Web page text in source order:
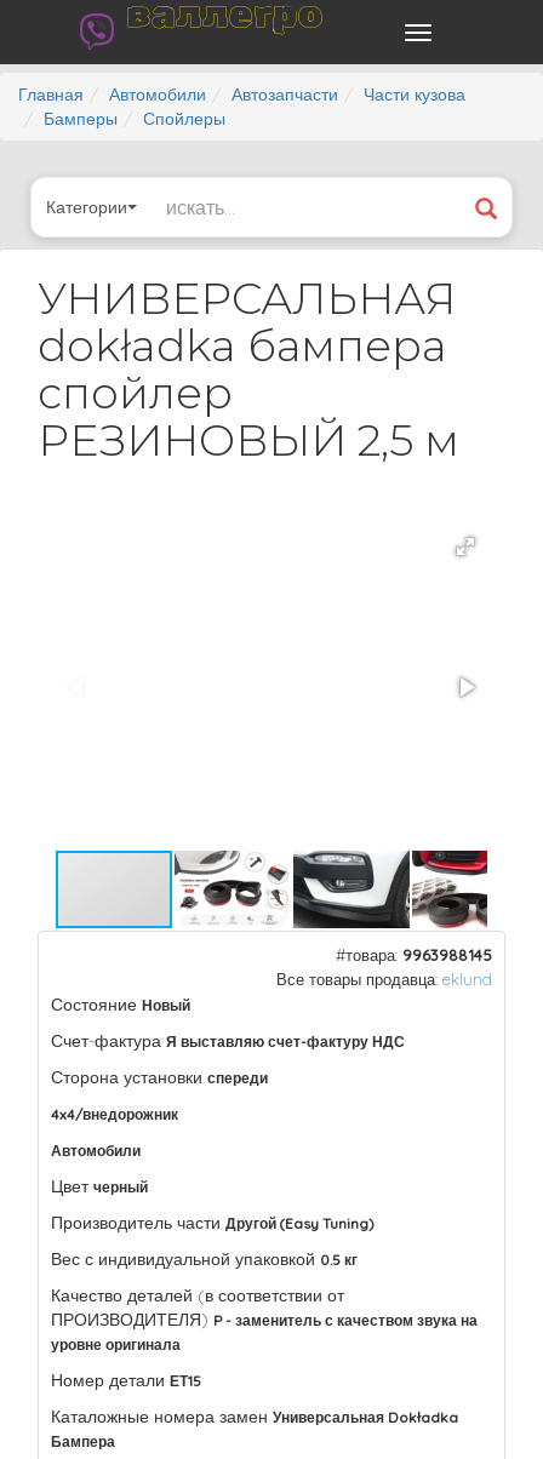
валлегро
Главная Автомобили Автозапчасти
Части кузова
Бамперы
Спойлеры
Категории
УНИВЕРСАЛЬНАЯ
dokładka бампера
спойлер
РЕЗИНОВЫЙ 2,5 м
#товара: 9963988145
Все товары продавца: eklund
Состояние Новый
Счет-фактура Я выставляю счет-фактуру НДС
Сторона установки спереди
4x4/внедорожник
Автомобили
Цвет черный
Производитель части Другой (Easy Tuning)
Вес с индивидуальной упаковкой 0.5 кг
Качество деталей (в соответствии от
ПРОИЗВОДИТЕЛЯ) P - заменитель с качеством звука на
уровне оригинала
Номер детали ЕТ15
Каталожные номера замен Универсальная Dokładka
Бампера